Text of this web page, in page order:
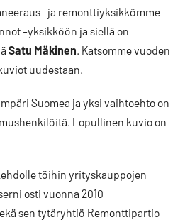
ja remonttiyksikkömme
-yksikköön ja siellä on
Satu Mäkinen. Katsomme vuoden
uudestaan.
Suomea ja yksi vaihtoehto on
Lopullinen kuvio on
töihin yrityskauppojen
osti vuonna 2010
sen tytäryhtiö Remonttipartio